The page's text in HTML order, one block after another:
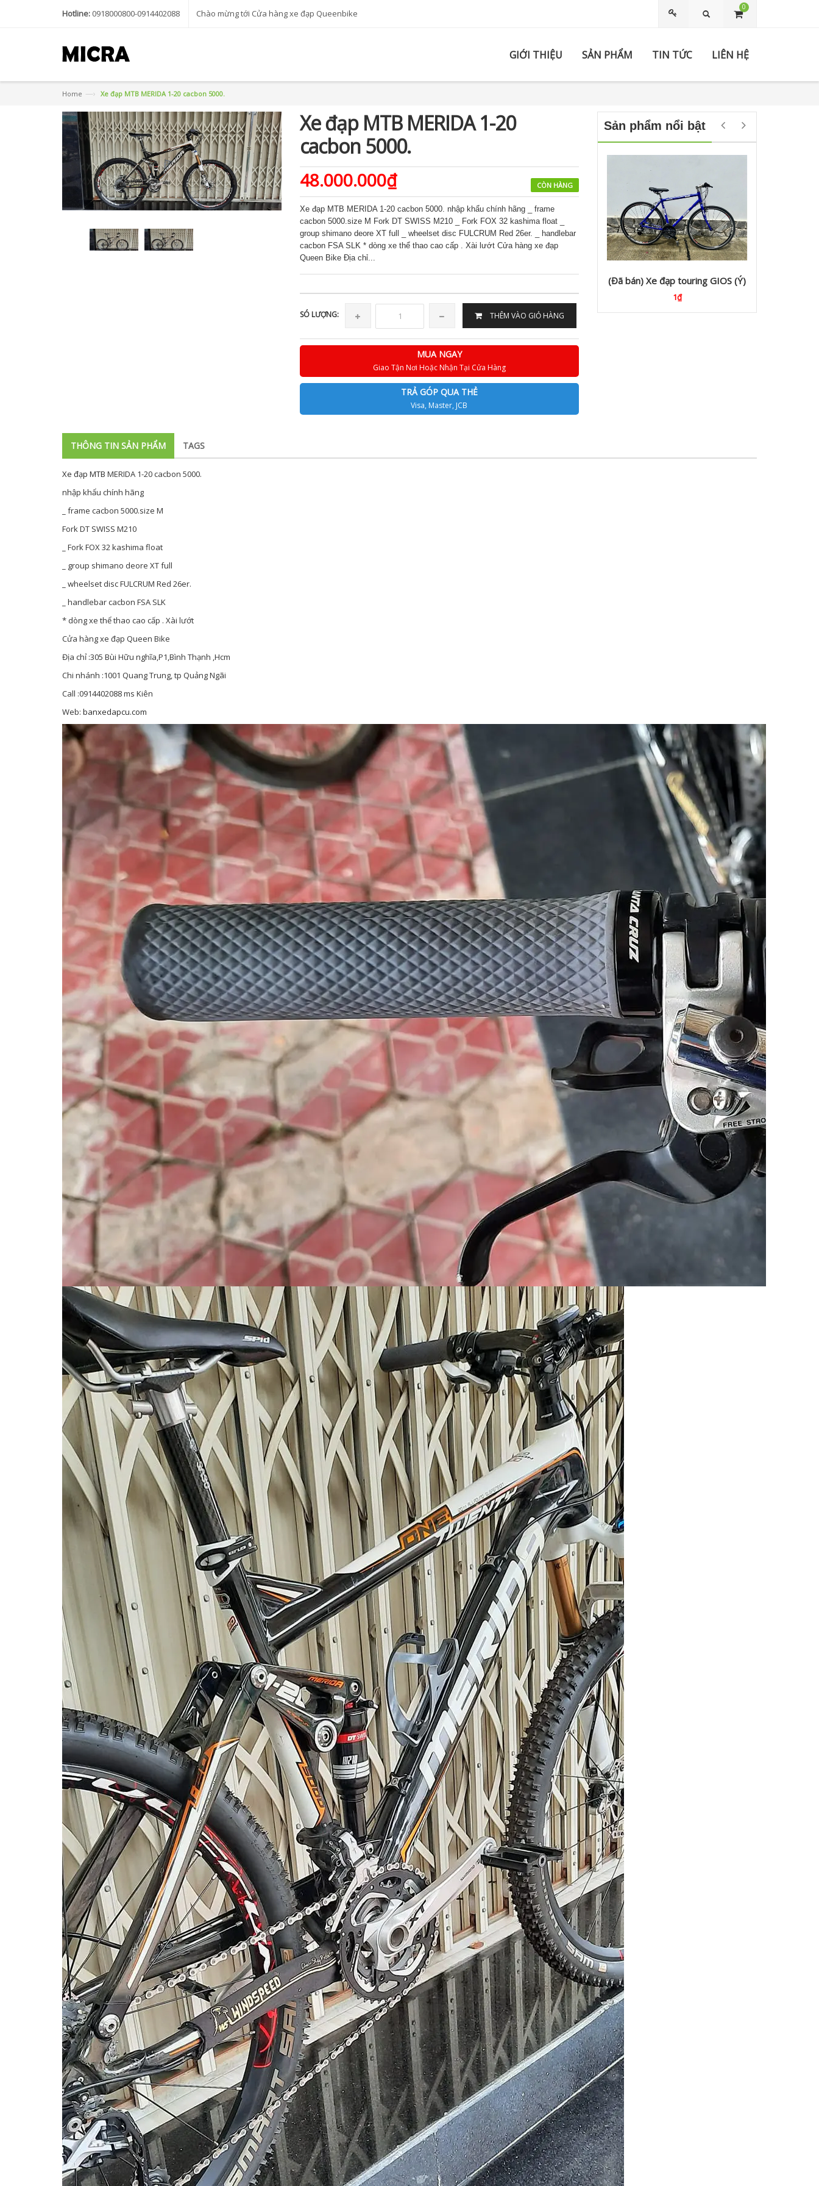
Hotline: 0918000800-0914402088 Chào mừng tới Cửa hàng xe đạp Queenbike
0
Tìm kiếm
GIỚI THIỆU SẢN PHẨM TIN TỨC LIÊN HỆ
Home —› Xe đạp MTB MERIDA 1-20 cacbon 5000.
Xe đạp MTB MERIDA 1-20
cacbon 5000.
CÒN HÀNG
48.000.000₫
Xe đạp MTB MERIDA 1-20 cacbon 5000. nhập khẩu chính hãng _ frame
cacbon 5000.size M Fork DT SWISS M210 _ Fork FOX 32 kashima float _
group shimano deore XT full _ wheelset disc FULCRUM Red 26er. _ handlebar
cacbon FSA SLK * dòng xe thể thao cao cấp . Xài lướt Cửa hàng xe đạp
Queen Bike Địa chỉ...
SÓ LƯỢNG: THÊM VÀO GIỎ HÀNG
MUA NGAY
Giao Tận Nơi Hoặc Nhận Tại Cửa Hàng
TRẢ GÓP QUA THẺ
Visa, Master, JCB
Sản phẩm nổi bật
(Đã bán) Xe đạp touring GIOS (Ý)
1₫
THÔNG TIN SẢN PHẨM TAGS
Xe đạp MTB MERIDA 1-20 cacbon 5000.
nhập khẩu chính hãng
_ frame cacbon 5000.size M
Fork DT SWISS M210
_ Fork FOX 32 kashima float
_ group shimano deore XT full
_ wheelset disc FULCRUM Red 26er.
_ handlebar cacbon FSA SLK
* dòng xe thể thao cao cấp . Xài lướt
Cửa hàng xe đạp Queen Bike
Địa chỉ :305 Bùi Hữu nghĩa,P1,Bình Thạnh ,Hcm
Chi nhánh :1001 Quang Trung, tp Quảng Ngãi
Call :0914402088 ms Kiên
Web: banxedapcu.com